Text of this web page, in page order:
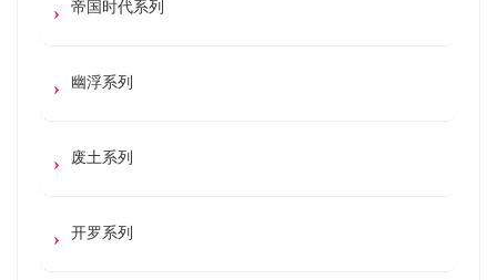
帝国时代系列
幽浮系列
废土系列
开罗系列